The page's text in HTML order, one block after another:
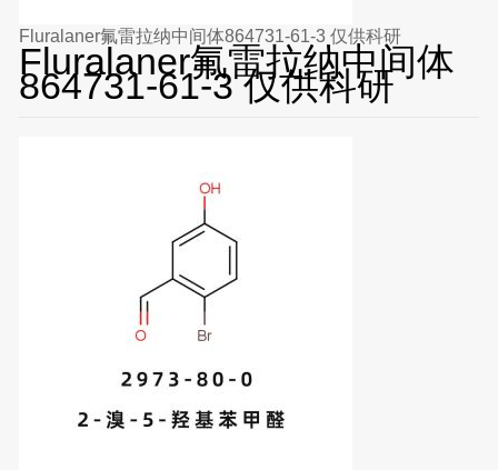
Fluralaner氟雷拉纳中间体864731-61-3 仅供科研
Fluralaner氟雷拉纳中间体
864731-61-3 仅供科研